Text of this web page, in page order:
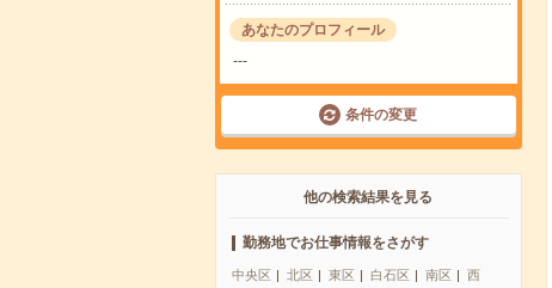
あなたのプロフィール
---
条件の変更
他の検索結果を見る
勤務地でお仕事情報をさがす
中央区 北区 東区 白石区 南区
西